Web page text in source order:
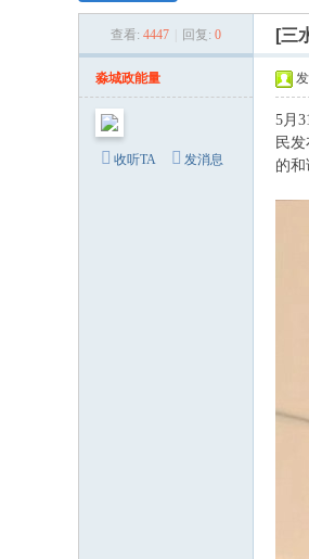
三
查看: 4447 回复: 0 [三
淼城政能量
收听TA 发消息
5月
民
的和